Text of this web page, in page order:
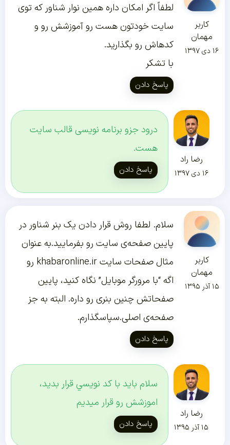
کاربر
مهمان
۱۶ دی ۱۳۹۷
لطفاً اگر امکان داره همین نوار شناور که توی
سایت خودتون هست رو آموزشش رو و
کدهاش رو بگذارید.
با تشکر
پاسخ دادن
رضا راد
۱۶ دی ۱۳۹۷
درود جزو برنامه نویسی قالب سایت
هست.
پاسخ دادن
کاربر
مهمان
۱۵ آذر ۱۳۹۵
سلام. لطفا روش قرار دادن یک بنر شناور در
پایین صفحه‌ی سایت رو بفرمایید.به عنوان
مثال صفحات سایت khabaronline.ir رو
اگه “با مرورگر موبایل” نگاه کنید، پایین
صفحاتش چنین بنری رو داره. البته به جز
صفحه‌ی اصلی.سپاسگذارم.
پاسخ دادن
رضا راد
۱۵ آذر ۱۳۹۵
سلام بايد با كد نويسي قرار بديد،
اموزشش رو قرار ميديم
پاسخ دادن